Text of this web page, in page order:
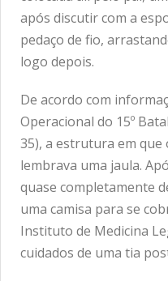
após discutir com a
pedaço de fio,
logo depois.
De acordo com
Operacional do 15º
35), a estrutura em
lembrava uma jaula.
quase completamente
uma camisa para se
Instituto de Medicina
cuidados de uma tia